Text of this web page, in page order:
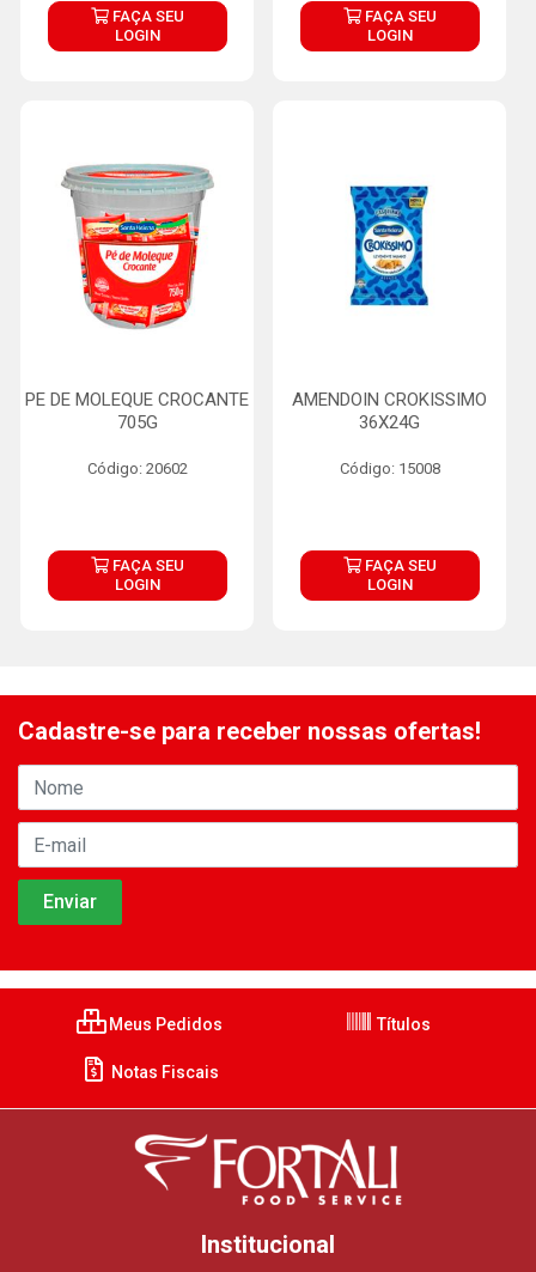
FAÇA SEU
LOGIN
FAÇA SEU
LOGIN
PE DE MOLEQUE CROCANTE
705G
Código: 20602
FAÇA SEU
LOGIN
AMENDOIN CROKISSIMO
36X24G
Código: 15008
FAÇA SEU
LOGIN
Cadastre-se para receber nossas ofertas!
Meus Pedidos Títulos
Notas Fiscais
Institucional